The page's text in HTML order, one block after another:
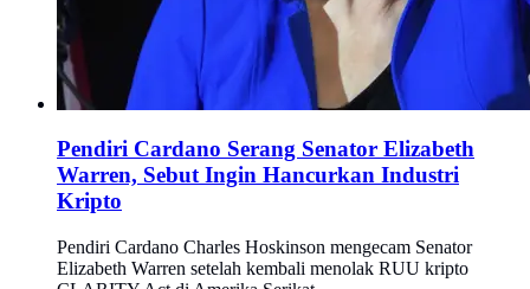
Pendiri Cardano Serang Senator Elizabeth
Warren, Sebut Ingin Hancurkan Industri
Kripto
Pendiri Cardano Charles Hoskinson mengecam Senator
Elizabeth Warren setelah kembali menolak RUU kripto